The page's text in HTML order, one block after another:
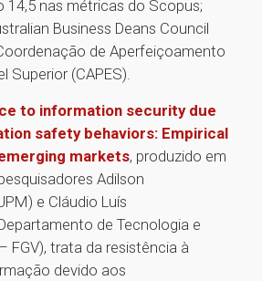
nas métricas do Scopus;
Business Deans Council
Coordenação de Aperfeiçoamento
Superior (CAPES).
to information security due
safety behaviors: Empirical
markets, produzido em
Adilson
e Cláudio Luís
de Tecnologia e
FGV), trata da resistência à
devido aos